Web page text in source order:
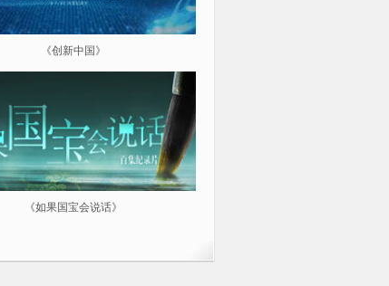
《创新中国》
《如果国宝会说话》